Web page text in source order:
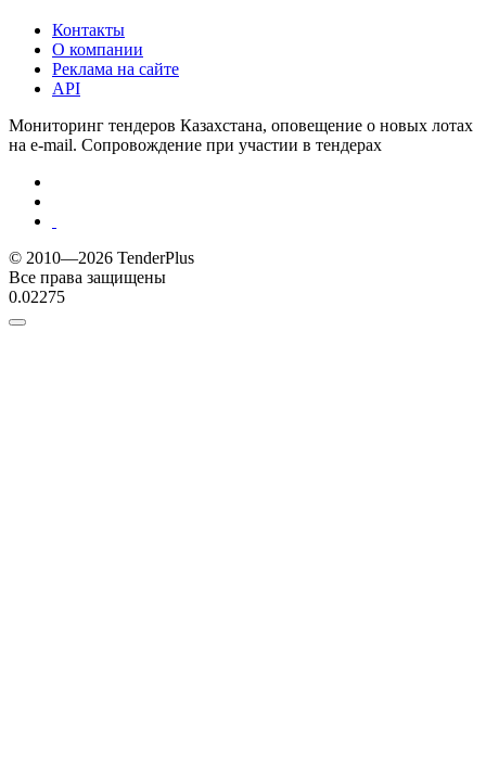
Контакты
О компании
Реклама на сайте
API
Мониторинг тендеров Казахстана, оповещение о новых лотах
на e-mail. Сопровождение при участии в тендерах
© 2010—2026 TenderPlus
Все права защищены
0.02275